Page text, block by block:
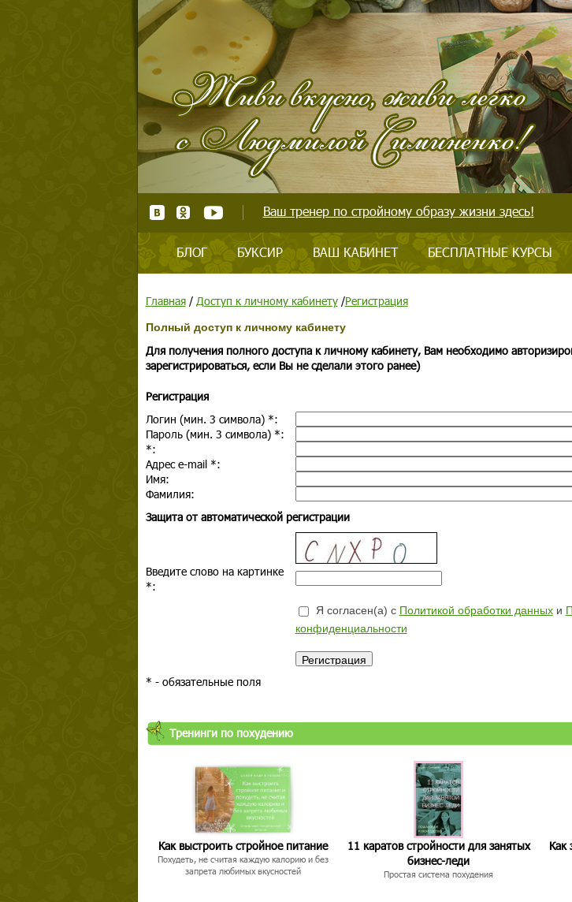
Ваш тренер по стройному образу жизни здесь!
БЛОГ БУКСИР ВАШ КАБИНЕТ БЕСПЛАТНЫЕ КУРСЫ
Главная/ Доступ к личному кабинету/Регистрация
Полный доступ к личному кабинету
Для получения полного доступа к личному кабинету, Вам необходимо
зарегистрироваться, если Вы не сделали этого ранее)
Регистрация
Логин (мин. 3 символа) *:
Пароль (мин. 3 символа) *:
*:
Адрес e-mail *:
Имя:
Фамилия:
Защита от автоматической регистрации
Введите слово на картинке
*:
Я согласен(а) с Политикой обработки данныхи
конфиденциальности
* - обязательные поля
Тренинги по похудению
Как выстроить стройное питание
Похудеть, не считая каждую калорию и без
запрета любимых вкусностей
11 каратов стройности для занятых
бизнес-леди
Простая система похудения
Как